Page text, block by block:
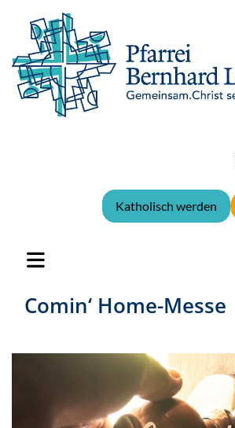
Katholisch werden
Comin‘ Home-Messe